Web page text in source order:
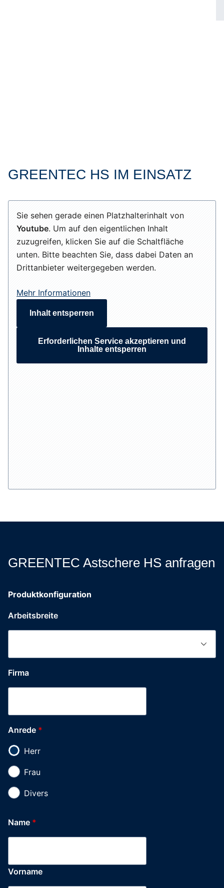
GREENTEC HS IM EINSATZ
Sie sehen gerade einen Platzhalterinhalt von
Youtube. Um auf den eigentlichen Inhalt
zuzugreifen, klicken Sie auf die Schaltfläche
unten. Bitte beachten Sie, dass dabei Daten an
Drittanbieter weitergegeben werden.
Mehr Informationen
Inhalt entsperren
Erforderlichen Service akzeptieren und
Inhalte entsperren
GREENTEC Astschere HS anfragen
Produktkonfiguration
Arbeitsbreite
Straße
Trägerfahrzeug
Firma
Anrede *
Herr
Frau
Divers
Name *
Vorname